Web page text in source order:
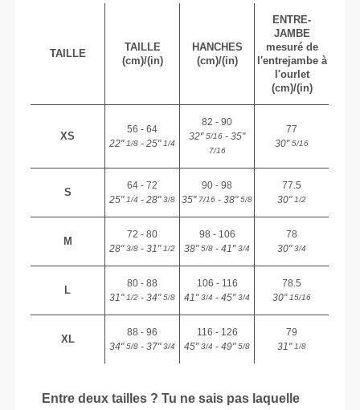
TAILLE
TAILLE
(cm)/(in)
HANCHES
(cm)/(in)
ENTRE-
JAMBE
mesuré de
l'entrejambe à
l'ourlet
(cm)/(in)
XS
56 - 64
22"1/8 - 25"1/4
82 - 90
32"5/16 - 35"
7/16
77
30"5/16
S
64 - 72
25"1/4 - 28"3/8
90 - 98
35"7/16 - 38"5/8
77.5
30"1/2
M
72 - 80
28"3/8 - 31"1/2
98 - 106
38"5/8 - 41"3/4
78
30"3/4
L
80 - 88
31"1/2 - 34"5/8
106 - 116
41"3/4 - 45"3/4
78.5
30"15/16
XL
88 - 96
34"5/8 - 37"3/4
116 - 126
45"3/4 - 49"5/8
79
31"1/8
Entre deux tailles ? Tu ne sais pas laquelle